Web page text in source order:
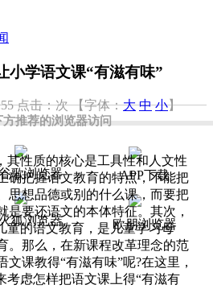
推荐的浏览器访问
歌浏览器 APP下载
狐浏览器 欧朋浏览器
小学语文课“有滋有味”
点击：次 【字体：大 中 小】
其性质的核心是工具性和人文性
确把握语文教育的特点，不能把
思想品德或别的什么课，而要把
是要还语文的本体特征。其次，
童的语文教育，是儿童学习母
。那么，在新课程改革理念的范
课教得“有滋有味”呢?在这里，
考虑怎样把语文课上得“有滋有